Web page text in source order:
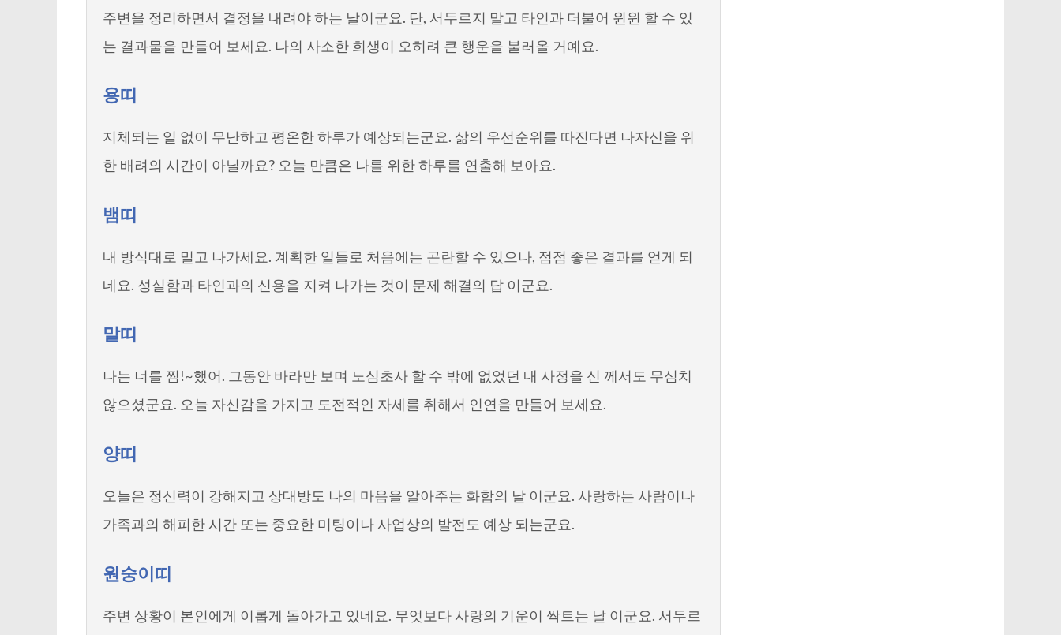
주변을 정리하면서 결정을 내려야 하는 날이군요. 단, 서두르지 말고 타인과 더불어 윈윈 할 수 있
는 결과물을 만들어 보세요. 나의 사소한 희생이 오히려 큰 행운을 불러올 거예요.
용띠
지체되는 일 없이 무난하고 평온한 하루가 예상되는군요. 삶의 우선순위를 따진다면 나자신을 위
한 배려의 시간이 아닐까요? 오늘 만큼은 나를 위한 하루를 연출해 보아요.
뱀띠
내 방식대로 밀고 나가세요. 계획한 일들로 처음에는 곤란할 수 있으나, 점점 좋은 결과를 얻게 되
네요. 성실함과 타인과의 신용을 지켜 나가는 것이 문제 해결의 답 이군요.
말띠
나는 너를 찜!~했어. 그동안 바라만 보며 노심초사 할 수 밖에 없었던 내 사정을 신 께서도 무심치
않으셨군요. 오늘 자신감을 가지고 도전적인 자세를 취해서 인연을 만들어 보세요.
양띠
오늘은 정신력이 강해지고 상대방도 나의 마음을 알아주는 화합의 날 이군요. 사랑하는 사람이나
가족과의 해피한 시간 또는 중요한 미팅이나 사업상의 발전도 예상 되는군요.
원숭이띠
주변 상황이 본인에게 이롭게 돌아가고 있네요. 무엇보다 사랑의 기운이 싹트는 날 이군요. 서두르